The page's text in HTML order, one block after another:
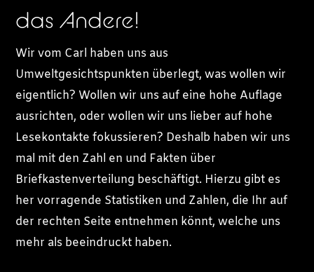
das Andere!
Wir vom Carl haben uns aus
Umweltgesichtspunkten überlegt, was wollen wir
eigentlich? Wollen wir uns auf eine hohe Auflage
ausrichten, oder wollen wir uns lieber auf hohe
Lesekontakte fokussieren? Deshalb haben wir uns
mal mit den Zahl en und Fakten über
Briefkastenverteilung beschäftigt. Hierzu gibt es
her vorragende Statistiken und Zahlen, die Ihr auf
der rechten Seite entnehmen könnt, welche uns
mehr als beeindruckt haben.